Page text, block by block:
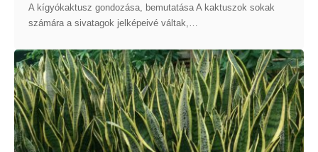
A kígyókaktusz gondozása, bemutatása A kaktuszok sokak
számára a sivatagok jelképeivé váltak,…